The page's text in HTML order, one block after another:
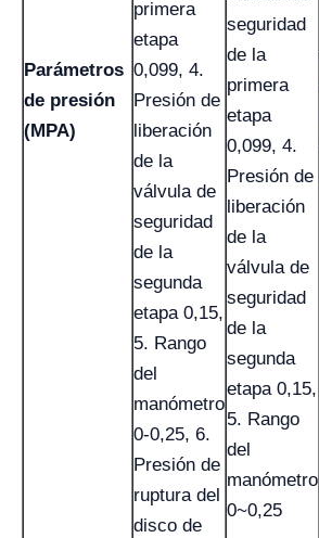
Parámetros
de presión
(MPA)
primera
etapa
0,099, 4.
Presión de
liberación
de la
válvula de
seguridad
de la
segunda
etapa 0,15,
5. Rango
del
manómetro
0-0,25, 6.
Presión de
ruptura del
disco de
seguridad
de la
primera
etapa
0,099, 4.
Presión de
liberación
de la
válvula de
seguridad
de la
segunda
etapa 0,15,
5. Rango
del
manómetro
0~0,25